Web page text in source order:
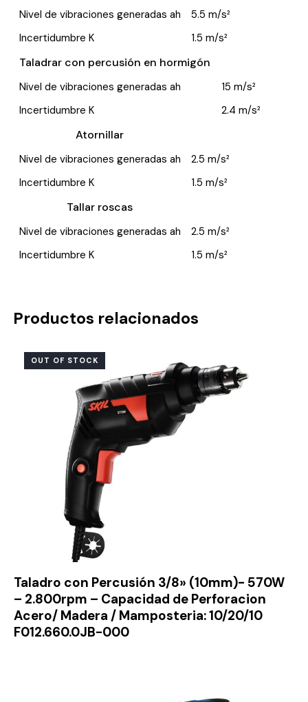
Nivel de vibraciones generadas ah
5.5 m/s²
Incertidumbre K
1.5 m/s²
Taladrar con percusión en hormigón
Nivel de vibraciones generadas ah
15 m/s²
Incertidumbre K
2.4 m/s²
Atornillar
Nivel de vibraciones generadas ah
2.5 m/s²
Incertidumbre K
1.5 m/s²
Tallar roscas
Nivel de vibraciones generadas ah
2.5 m/s²
Incertidumbre K
1.5 m/s²
Productos relacionados
OUT OF STOCK
Taladro con Percusión 3/8» (10mm)- 570W
– 2.800rpm – Capacidad de Perforacion
Acero/ Madera / Mamposteria: 10/20/10
F012.660.0JB-000